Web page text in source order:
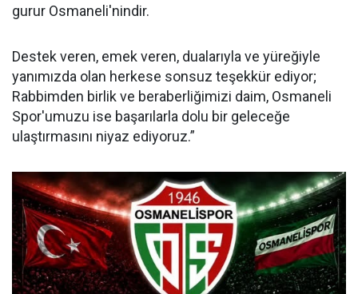
gurur Osmaneli'nindir.
Destek veren, emek veren, dualarıyla ve yüreğiyle
yanımızda olan herkese sonsuz teşekkür ediyor;
Rabbimden birlik ve beraberliğimizi daim, Osmaneli
Spor'umuzu ise başarılarla dolu bir geleceğe
ulaştırmasını niyaz ediyoruz.”